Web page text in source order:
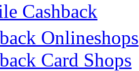
Cashback
Onlineshops
Card Shops